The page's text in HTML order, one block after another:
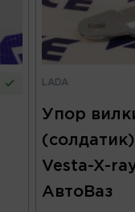
LADA
Упор
Vesta-X-
АвтоВаз